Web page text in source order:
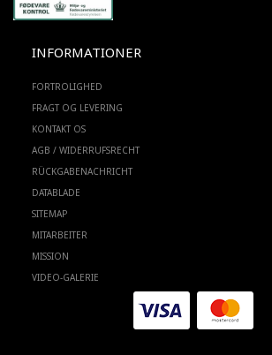
INFORMATIONER
FORTROLIGHED
FRAGT OG LEVERING
KONTAKT OS
AGB / WIDERRUFSRECHT
RÜCKGABENACHRICHT
DATABLADE
SITEMAP
MITARBEITER
MISSION
VIDEO-GALERIE